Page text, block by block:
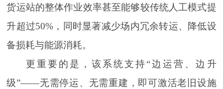
货运站的整体作业效率甚至能够较传统人工模式提
升超过50%，同时显著减少场内冗余转运、降低设
备损耗与能源消耗。
更重要的是，该系统支持“边运营、边升
级”——无需停运、无需重建，即可激活老旧设施